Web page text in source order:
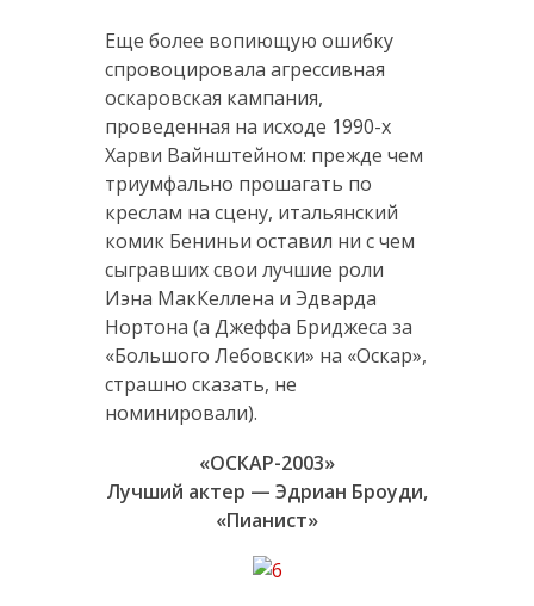
Еще более вопиющую ошибку
спровоцировала агрессивная
оскаровская кампания,
проведенная на исходе 1990-х
Харви Вайнштейном: прежде чем
триумфально прошагать по
креслам на сцену, итальянский
комик Бениньи оставил ни с чем
сыгравших свои лучшие роли
Иэна МакКеллена и Эдварда
Нортона (а Джеффа Бриджеса за
«Большого Лебовски» на «Оскар»,
страшно сказать, не
номинировали).
«ОСКАР-2003»
Лучший актер — Эдриан Броуди,
«Пианист»